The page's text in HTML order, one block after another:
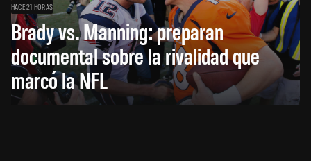
HACE 21 HORAS
Brady vs. Manning: preparan
documental sobre la rivalidad que
marcó la NFL